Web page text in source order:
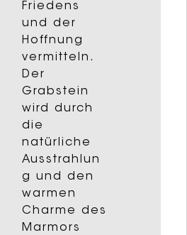
Friedens
und der
Hoffnung
vermitteln.
Der
Grabstein
wird durch
die
natürliche
Ausstrahlun
g und den
warmen
Charme des
Marmors